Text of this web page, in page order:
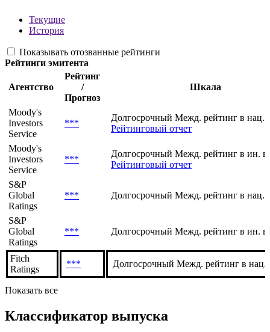
Текущие
История
Показывать отозванные рейтинги
Рейтинги эмитента
Агентство
Рейтинг
/
Прогноз
Шкала
Moody's
Investors
Service
***
Долгосрочный Межд. рейтинг в нац.
Рейтинговый отчет
Moody's
Investors
Service
***
Долгосрочный Межд. рейтинг в ин.
Рейтинговый отчет
S&P
Global
Ratings
*** Долгосрочный Межд. рейтинг в нац.
S&P
Global
Ratings
*** Долгосрочный Межд. рейтинг в ин.
Fitch
Ratings
*** Долгосрочный Межд. рейтинг в нац.
Показать все
Классификатор выпуска